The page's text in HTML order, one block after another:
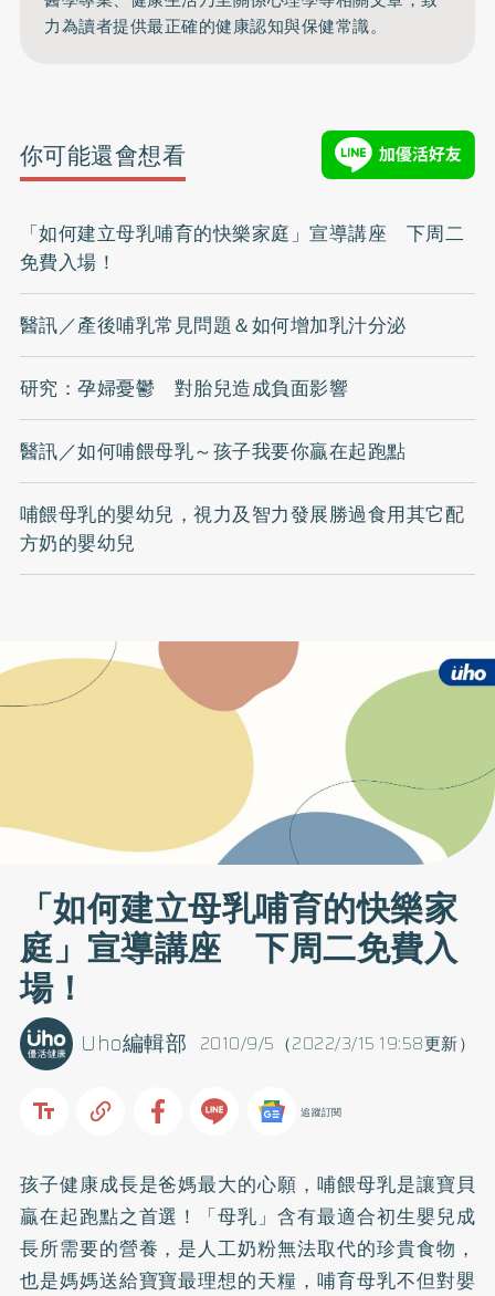
力為讀者提供最正確的健康認知與保健常識。
你可能還會想看
「如何建立母乳哺育的快樂家庭」宣導講座 下周二
免費入場！
醫訊／產後哺乳常見問題＆如何增加乳汁分泌
研究：孕婦憂鬱 對胎兒造成負面影響
醫訊／如何哺餵母乳～孩子我要你贏在起跑點
哺餵母乳的嬰幼兒，視力及智力發展勝過食用其它配
方奶的嬰幼兒
「如何建立母乳哺育的快樂家
庭」宣導講座 下周二免費入
場！
2010/9/5（2022/3/15 19:58更新）
Uho編輯部
追蹤訂閱
孩子健康成長是爸媽最大的心願，哺餵母乳是讓寶貝
贏在起跑點之首選！「母乳」含有最適合初生嬰兒成
長所需要的營養，是人工奶粉無法取代的珍貴食物，
也是媽媽送給寶寶最理想的天糧，哺育母乳不但對嬰